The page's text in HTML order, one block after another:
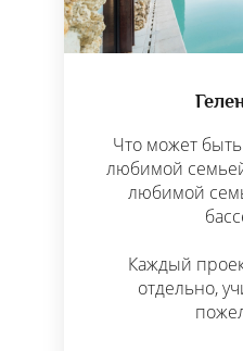
Что может
любимой
любимой
Каждый
отдельно,